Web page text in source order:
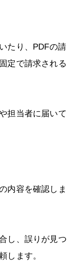
たり、PDFの請
定で請求される
担当者に届いて
内容を確認しま
し、誤りが見つ
します。